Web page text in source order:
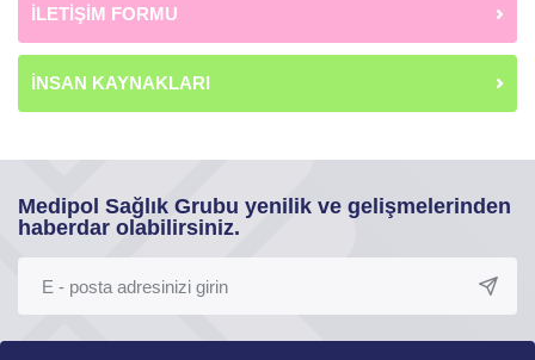
İLETİŞİM FORMU
İNSAN KAYNAKLARI
Medipol Sağlık Grubu yenilik ve gelişmelerinden
haberdar olabilirsiniz.